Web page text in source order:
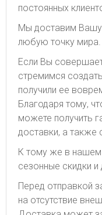
постоянных
Мы доставим Вашу
любую точку мира.
Если Вы
стремимся
получили ее
Благодаря тому,
можете получить
доставки, а также
К тому же в нашем
сезонные скидки
Перед отправкой
на отсутствие